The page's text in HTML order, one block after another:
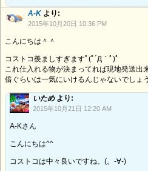
A-K より:
2015年10月20日 10:36 PM
こんにちは＾＾
コストコ羨ましすぎますﾟ(ﾟ´Д｀ﾟ)ﾟ
これ仕入れる物が決まってれば現地発送出
倍ぐらいは一気にいけるんじゃないでしょ
いため より:
2015年10月21日 12:20 AM
A-Kさん
こんにちは^^
コストコは中々良いですね。(。-∀-)